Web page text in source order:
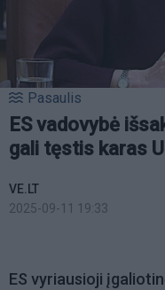
Pasaulis
ES vadovybė
gali tęstis karas
VE.LT
2025-09-11 19:33
ES vyriausioji